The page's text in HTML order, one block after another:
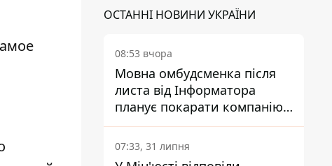
ОСТАННІ НОВИНИ УКРАЇНИ
08:53 вчора
Мовна омбудсменка після
листа від Інформатора
планує покарати компанію-
підрядника ПриватБанку
07:33, 31 липня